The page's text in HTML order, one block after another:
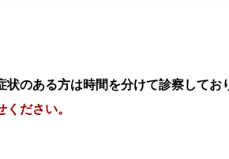
のある方は時間を分けて診察してお
ださい。